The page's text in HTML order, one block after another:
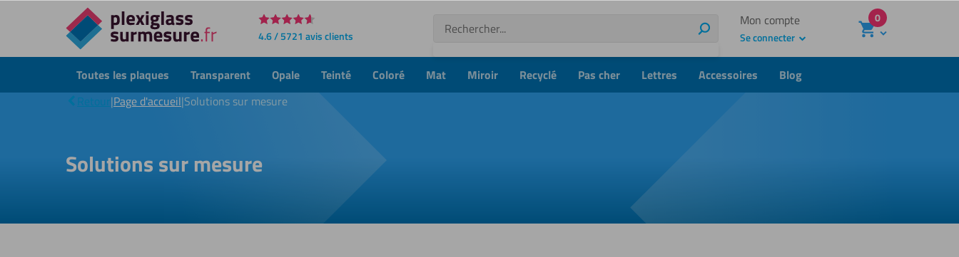
Directement
au
contenu
4.6 / 5721 avis clients
Recherche
Rechercher
Mon compte
Se connecter
0
Toutes les plaques Transparent Opale Teinté Coloré Mat Miroir Recyclé Pas cher Lettres Accessoires
Blog
Retour|Page d'accueil|Solutions sur mesure
Solutions sur mesure